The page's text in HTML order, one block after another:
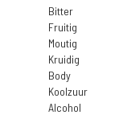
Bitter
Fruitig
Moutig
Kruidig
Body
Koolzuur
Alcohol